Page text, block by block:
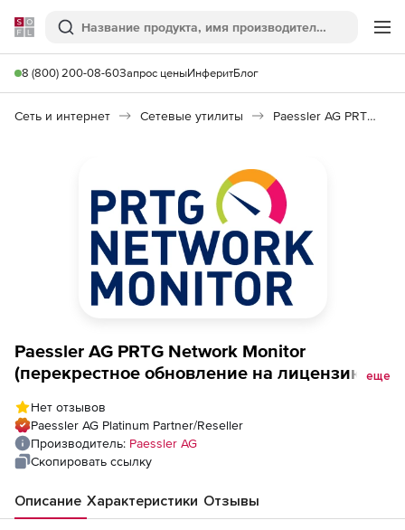
Softline
Поиск
8 (800) 200-08-60Запрос ценыИнферитБлог
Сеть и интернет Сетевые утилиты Paessler AG PRTG Network Monitor
Paessler AG PRTG Network Monitor
(перекрестное обновление на лицензию
техподдержкой на 2 года
еще
Нет отзывов
Paessler AG Platinum Partner/Reseller
Производитель: Paessler AG
Скопировать ссылку
Описание Характеристики Отзывы